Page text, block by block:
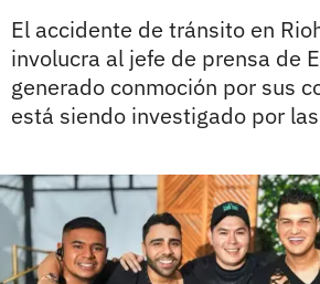
El accidente de tránsito en
involucra al jefe de prensa de
generado conmoción por sus
está siendo investigado por